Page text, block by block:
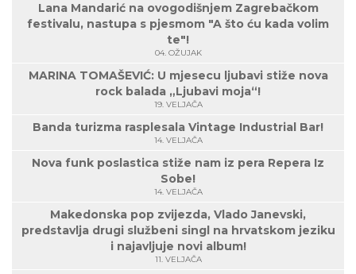
Lana Mandarić na ovogodišnjem Zagrebačkom
festivalu, nastupa s pjesmom "A što ću kada volim
te"!
04. OŽUJAK
MARINA TOMAŠEVIĆ: U mjesecu ljubavi stiže nova
rock balada „Ljubavi moja“!
19. VELJAČA
Banda turizma rasplesala Vintage Industrial Bar!
14. VELJAČA
Nova funk poslastica stiže nam iz pera Repera Iz
Sobe!
14. VELJAČA
Makedonska pop zvijezda, Vlado Janevski,
predstavlja drugi službeni singl na hrvatskom jeziku
i najavljuje novi album!
11. VELJAČA